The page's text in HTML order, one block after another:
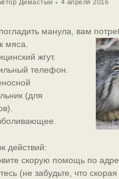
Димастый 4 апреля 2016
манула, вам
мяса.
жгут.
телефон.
(для
действий:
скорую помощь по
(не забудьте, что